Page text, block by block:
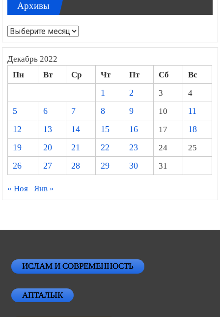
Архивы
Архивы
Декабрь 2022
Пн Вт Ср Чт Пт Сб
Вс
1
2 3
4
5
6 7 8 9 10
11
12
13 14 15 16 17
18
19
20 21 22 23 24
25
26
27 28 29 30 31
« Ноя Янв »
ИСЛАМ И СОВРЕМЕННОСТЬ
АПТАЛЫК